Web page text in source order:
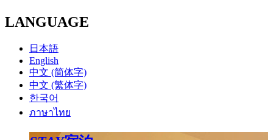
LANGUAGE
日本語
English
中文 (简体字)
中文 (繁体字)
한국어
ภาษาไทย